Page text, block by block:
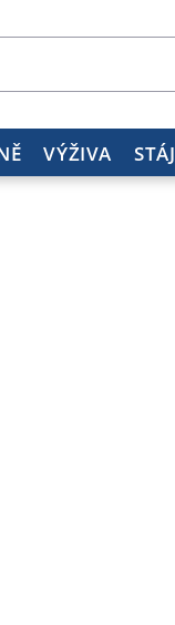
VÝŽIVA STÁJ